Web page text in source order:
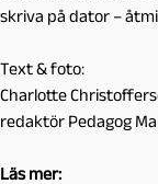
skriva på dator –
Text & foto:
Charlotte
redaktör Pedagog
Läs mer: